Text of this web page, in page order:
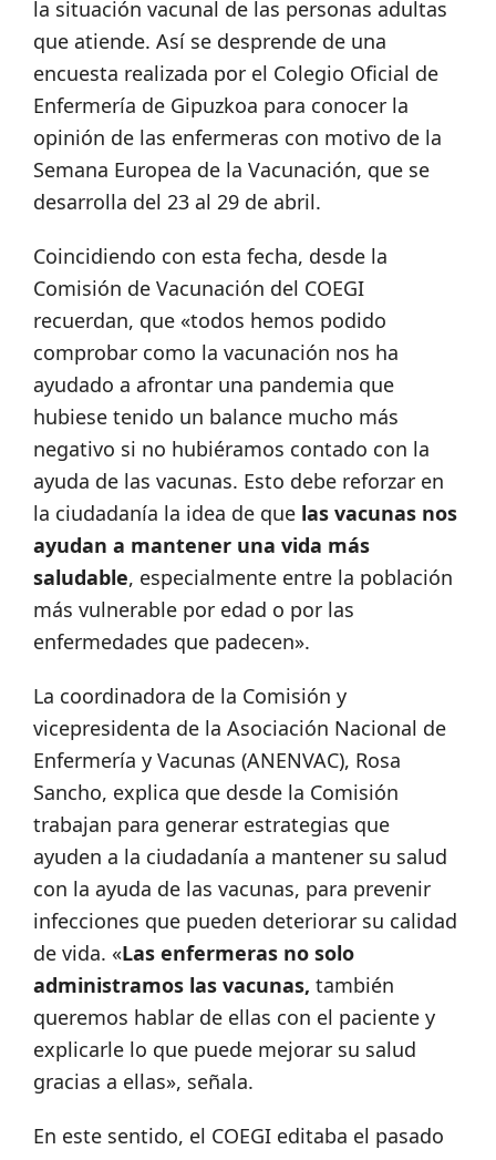
la situación vacunal de las personas adultas
que atiende. Así se desprende de una
encuesta realizada por el Colegio Oficial de
Enfermería de Gipuzkoa para conocer la
opinión de las enfermeras con motivo de la
Semana Europea de la Vacunación, que se
desarrolla del 23 al 29 de abril.
Coincidiendo con esta fecha, desde la
Comisión de Vacunación del COEGI
recuerdan, que «todos hemos podido
comprobar como la vacunación nos ha
ayudado a afrontar una pandemia que
hubiese tenido un balance mucho más
negativo si no hubiéramos contado con la
ayuda de las vacunas. Esto debe reforzar en
la ciudadanía la idea de que las vacunas nos
ayudan a mantener una vida más
saludable, especialmente entre la población
más vulnerable por edad o por las
enfermedades que padecen».
La coordinadora de la Comisión y
vicepresidenta de la Asociación Nacional de
Enfermería y Vacunas (ANENVAC), Rosa
Sancho, explica que desde la Comisión
trabajan para generar estrategias que
ayuden a la ciudadanía a mantener su salud
con la ayuda de las vacunas, para prevenir
infecciones que pueden deteriorar su calidad
de vida. «Las enfermeras no solo
administramos las vacunas, también
queremos hablar de ellas con el paciente y
explicarle lo que puede mejorar su salud
gracias a ellas», señala.
En este sentido, el COEGI editaba el pasado